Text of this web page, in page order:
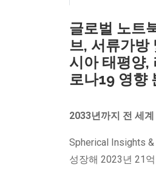
글로벌 노트
브, 서류가방
시아 태평양,
로나19 영향
2033년까지 전 세
Spherical Insights &
성장해 2023년 21